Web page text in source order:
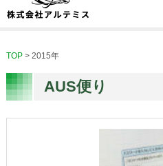
TOP> 2015年
AUS便り